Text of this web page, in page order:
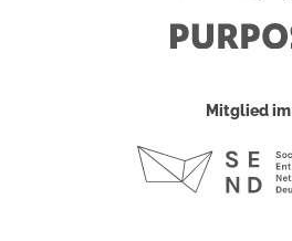
Mitglied im